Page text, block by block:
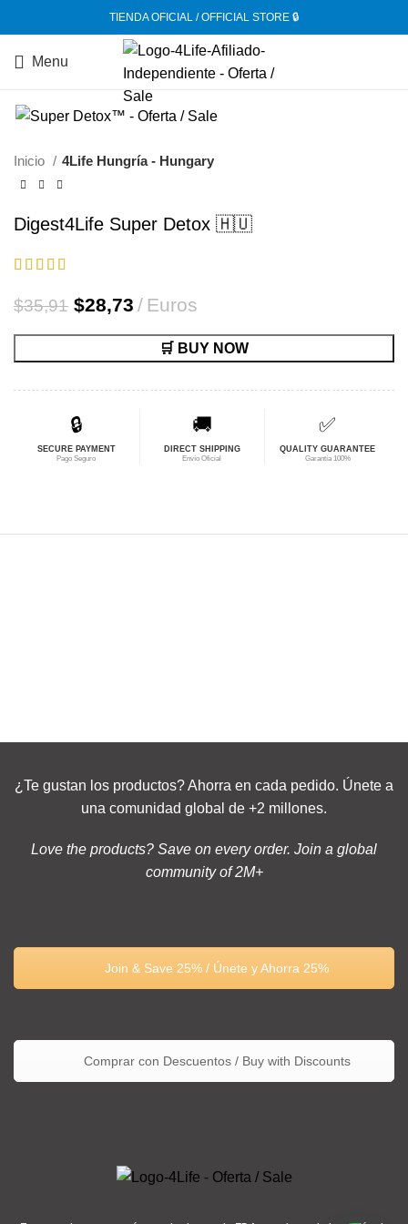
TIENDA OFICIAL / OFFICIAL STORE 🔒
Menu
Inicio 4Life Hungría - Hungary
Digest4Life Super Detox 🇭🇺
$35,91 El
era:
$35,91.
$28,73 El
actual
es:
$28,73.
Euros
🛒 BUY NOW
🔒
SECURE PAYMENT
Pago Seguro
🚚
DIRECT SHIPPING
Envío Oficial
✅
QUALITY GUARANTEE
Garantía 100%
¿Te gustan los productos? Ahorra en cada pedido. Únete a
una comunidad global de +2 millones.
Love the products? Save on every order. Join a global
community of 2M+
Join & Save 25% / Únete y Ahorra 25%
Comprar con Descuentos / Buy with Discounts